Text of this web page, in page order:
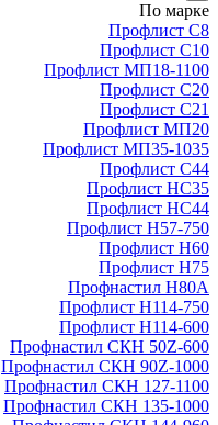
По марке
Профлист С8
Профлист С10
Профлист МП18-1100
Профлист С20
Профлист С21
Профлист МП20
Профлист МП35-1035
Профлист С44
Профлист НС35
Профлист НС44
Профлист Н57-750
Профлист Н60
Профлист Н75
Профнастил Н80А
Профлист Н114-750
Профлист Н114-600
Профнастил СКН 50Z-600
Профнастил СКН 90Z-1000
Профнастил СКН 127-1100
Профнастил СКН 135-1000